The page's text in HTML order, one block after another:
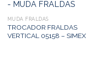
MUDA FRALDAS
TROCADOR FRALDAS
VERTICAL 05158 – SIMEX